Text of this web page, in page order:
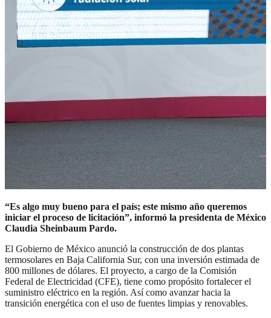
“Es algo muy bueno para el país; este mismo año queremos
iniciar el proceso de licitación”, informó la presidenta de México
Claudia Sheinbaum Pardo.
El Gobierno de México anunció la construcción de dos plantas
termosolares en Baja California Sur, con una inversión estimada de
800 millones de dólares. El proyecto, a cargo de la Comisión
Federal de Electricidad (CFE), tiene como propósito fortalecer el
suministro eléctrico en la región. Así como avanzar hacia la
transición energética con el uso de fuentes limpias y renovables.